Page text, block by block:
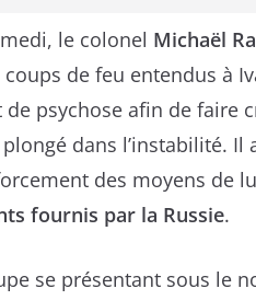
le colonel Michaël
de feu entendus à
psychose afin de faire
dans l’instabilité. Il
des moyens de
fournis par la Russie.
se présentant sous le